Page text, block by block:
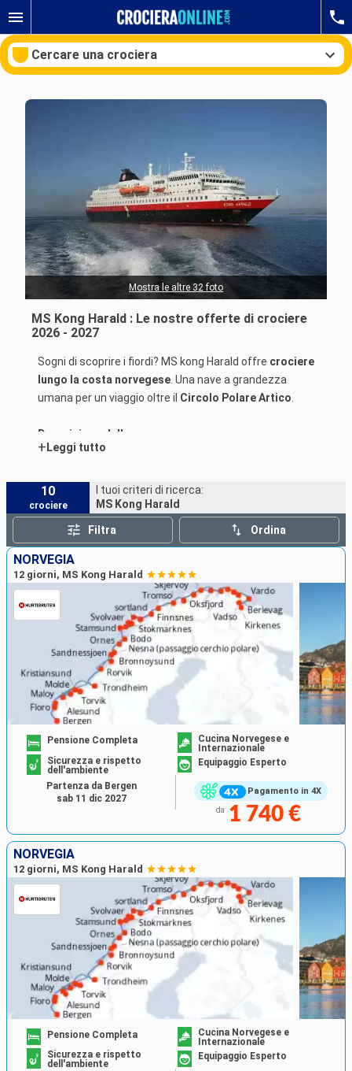
Cercare una crociera
Porti Compagnie
Ricerca
MS Kong Harald : Le nostre offerte di crociere
2026 - 2027
Sogni di scoprire i fiordi? MS kong Harald offre crociere
lungo la costa norvegese. Una nave a grandezza
umana per un viaggio oltre il Circolo Polare Artico.
Descrizione della nave
+ Leggi tutto
Mostra le altre 32 foto
10
crociere
I tuoi criteri di ricerca:
MS Kong Harald
Filtra Ordina
NORVEGIA
12 giorni, MS Kong Harald
Pagamento in 4X
Pensione Completa
Cucina Norvegese e
Internazionale
Sicurezza e rispetto
dell'ambiente
Equipaggio Esperto
da 1 740 €
Partenza da Bergen
sab 11 dic 2027
NORVEGIA
12 giorni, MS Kong Harald
Pensione Completa
Cucina Norvegese e
Internazionale
Sicurezza e rispetto
dell'ambiente
Equipaggio Esperto